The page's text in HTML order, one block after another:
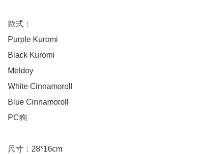
款式：
Purple Kuromi
Black Kuromi
Meldoy
White Cinnamoroll
Blue Cinnamoroll
PC狗
尺寸：28*16cm